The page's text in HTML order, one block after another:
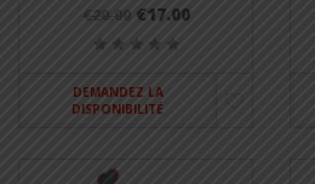
€20.00 €17.00
DEMANDEZ LA
DISPONIBILITÉ